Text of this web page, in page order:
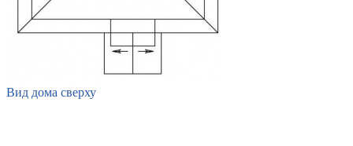
Вид дома сверху